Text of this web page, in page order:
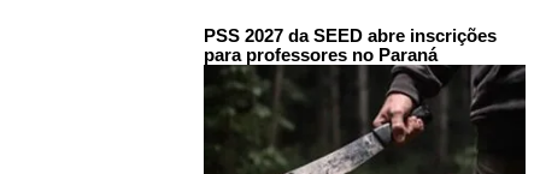
PSS 2027 da SEED abre inscrições
para professores no Paraná